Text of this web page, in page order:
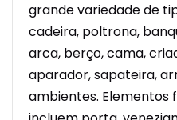
grande variedade de
cadeira, poltrona,
arca, berço, cama,
aparador, sapateira,
ambientes. Elementos